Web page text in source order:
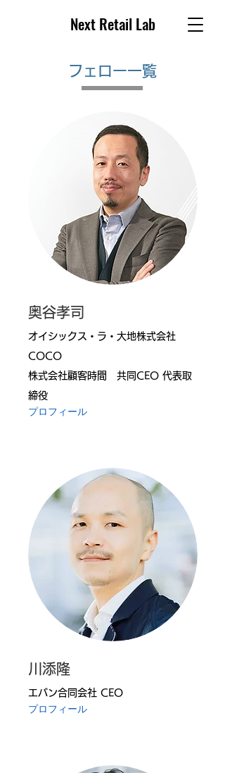
Next Retail Lab
フェロー一覧
奥谷孝司
オイシックス・ラ・大地株式会社
COCO
株式会社顧客時間 共同CEO 代表取
締役
プロフィール
川添隆
エバン合同会社 CEO
プロフィール